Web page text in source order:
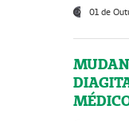
01 de